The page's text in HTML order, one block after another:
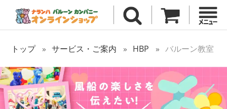
トップ サービス・ご案内 HBP バルーン教室